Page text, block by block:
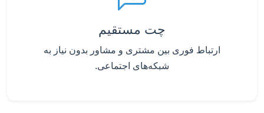
چت مستقیم
ارتباط فوری بین مشتری و مشاور بدون نیاز به
شبکه‌های اجتماعی.